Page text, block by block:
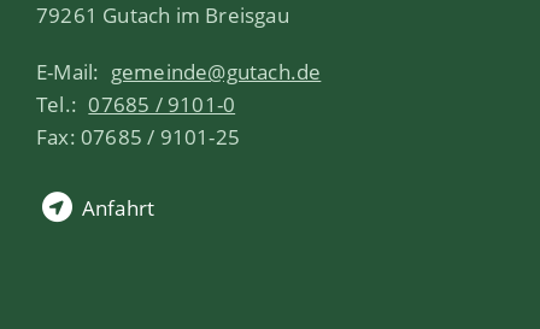
79261 Gutach im Breisgau
E-Mail: gemeinde@gutach.de
Tel.: 07685 / 9101-0
Fax: 07685 / 9101-25
Anfahrt